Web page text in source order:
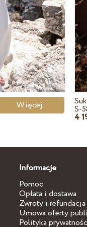
Więcej S-
4
Informacje
Pomoc
Opłata i dostawa
Zwroty i refundacja
Umowa oferty
Polityka